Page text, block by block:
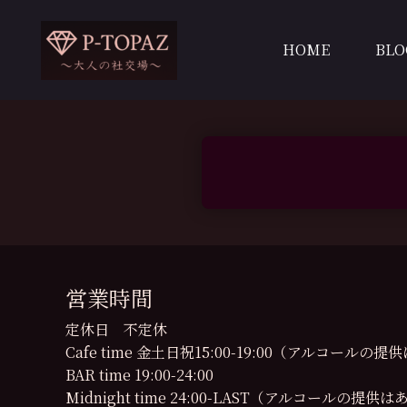
HOME
営業時間
定休日 不定休
Cafe time 金土日祝15:00-19:00（アルコールの提供
BAR time 19:00-24:00
Midnight time 24:00-LAST（アルコールの提供はあ